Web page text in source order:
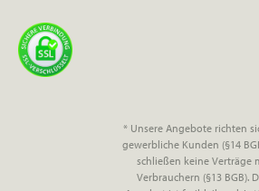
* Unsere Angebote richten
gewerbliche Kunden (§14
schließen keine Verträge
Verbrauchern (§13 BGB).